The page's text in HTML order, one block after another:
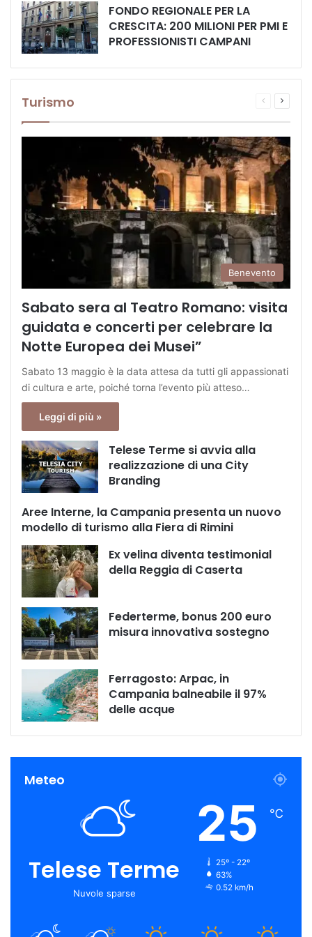
FONDO REGIONALE PER LA
CRESCITA: 200 MILIONI PER PMI E
PROFESSIONISTI CAMPANI
Turismo
Pagina
Benevento
Sabato sera al Teatro Romano: visita
guidata e concerti per celebrare la
Notte Europea dei Musei”
Sabato 13 maggio è la data attesa da tutti gli appassionati
di cultura e arte, poiché torna l’evento più atteso…
Leggi di più »
Telese Terme si avvia alla
realizzazione di una City
Branding
Aree Interne, la Campania presenta un nuovo
modello di turismo alla Fiera di Rimini
Ex velina diventa testimonial
della Reggia di Caserta
Federterme, bonus 200 euro
misura innovativa sostegno
Ferragosto: Arpac, in
Campania balneabile il 97%
delle acque
Meteo
Telese Terme
Nuvole sparse
25 ℃
25º - 22º
63%
0.52 km/h